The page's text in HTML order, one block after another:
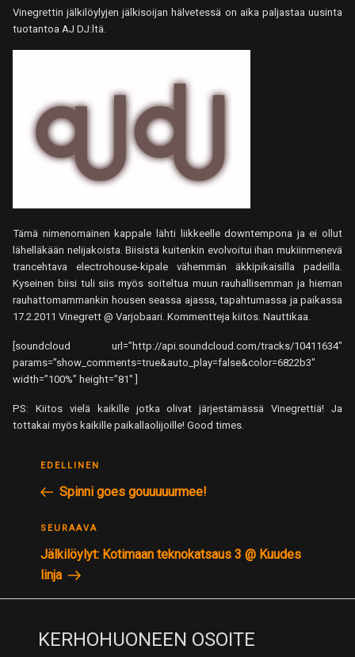
ON
Vinegrettin jälkilöylyjen jälkisoijan hälvetessä on aika paljastaa uusinta
tuotantoa AJ DJ:ltä.
Tämä nimenomainen kappale lähti liikkeelle downtempona ja ei ollut
lähelläkään nelijakoista. Biisistä kuitenkin evolvoitui ihan mukiinmenevä
trancehtava electrohouse-kipale vähemmän äkkipikaisilla padeilla.
Kyseinen biisi tuli siis myös soiteltua muun rauhallisemman ja hieman
rauhattomammankin housen seassa ajassa, tapahtumassa ja paikassa
17.2.2011 Vinegrett @ Varjobaari. Kommentteja kiitos. Nauttikaa.
[soundcloud url=”http://api.soundcloud.com/tracks/10411634″
params=”show_comments=true&auto_play=false&color=6822b3″
width=”100%” height=”81″ ]
PS: Kiitos vielä kaikille jotka olivat järjestämässä Vinegrettiä! Ja
tottakai myös kaikille paikallaolijoille! Good times.
ARTIKKELIEN
SELAUS
Edellinen
postaus
EDELLINEN
Spinni goes gouuuuurmee!
Seuraava
postaus
SEURAAVA
Jälkilöylyt: Kotimaan teknokatsaus 3 @ Kuudes
linja
KERHOHUONEEN OSOITE